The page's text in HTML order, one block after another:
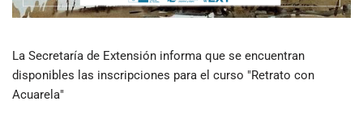
La Secretaría de Extensión informa que se encuentran
disponibles las inscripciones para el curso "Retrato con
Acuarela"